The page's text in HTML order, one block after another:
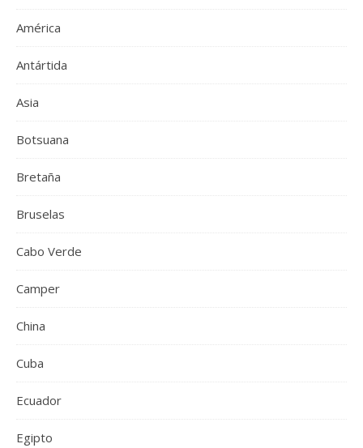
América
Antártida
Asia
Botsuana
Bretaña
Bruselas
Cabo Verde
Camper
China
Cuba
Ecuador
Egipto